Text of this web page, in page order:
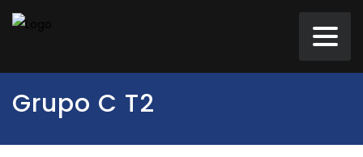
Grupo C T2